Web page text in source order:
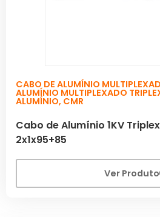
CABO DE ALUMÍNIO
ALUMÍNIO MULTIPLEXADO
ALUMÍNIO, CMR
Cabo de Alumínio 1KV
2x1x95+85
Ver Produto